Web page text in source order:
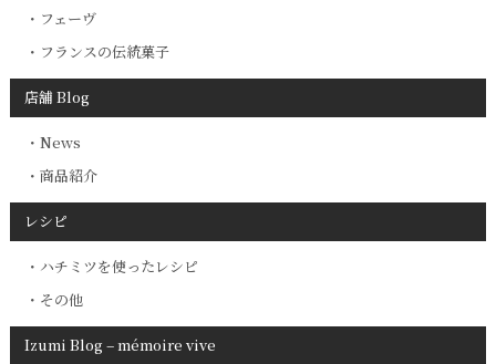
フェーヴ
フランスの伝統菓子
店舗 Blog
News
商品紹介
レシピ
ハチミツを使ったレシピ
その他
Izumi Blog – mémoire vive